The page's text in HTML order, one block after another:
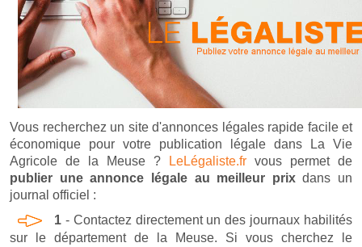
Vous recherchez un site d'annonces légales rapide facile et
économique pour votre publication légale dans La Vie
Agricole de la Meuse ?
LeLégaliste.fr vous permet de
publier une annonce légale au meilleur prixdans un
journal officiel :
1- Contactez directement un des journaux habilités
sur le département de la Meuse. Si vous cherchez le